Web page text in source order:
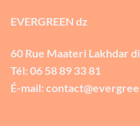
EVERGREEN dz
60 Rue Maateri Lakhdar
Tél: 06 58 89 33 81
É-mail: